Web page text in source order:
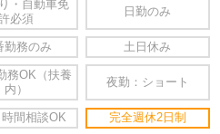
・自動車免
必須
日勤のみ
勤務のみ 土日休み
務OK（扶養
内）
夜勤：ショート
間相談OK 完全週休2日制